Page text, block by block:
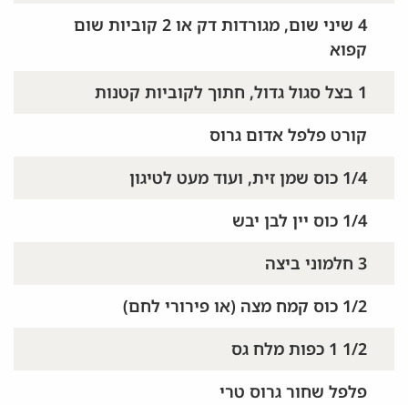
4 שיני שום, מגורדות דק או 2 קוביות שום
קפוא
1 בצל סגול גדול, חתוך לקוביות קטנות
קורט פלפל אדום גרוס
1/4 כוס שמן זית, ועוד מעט לטיגון
1/4 כוס יין לבן יבש
3 חלמוני ביצה
1/2 כוס קמח מצה (או פירורי לחם)
1/2 1 כפות מלח גס
פלפל שחור גרוס טרי